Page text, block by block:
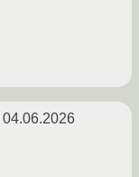
04.06.2026